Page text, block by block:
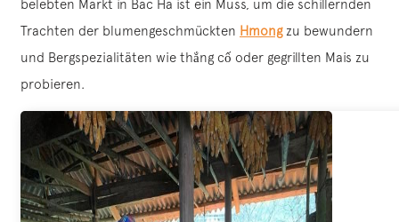
belebten Markt in Bac Ha ist ein Muss, um die schillernden
Trachten der blumengeschmückten Hmongzu bewundern
und Bergspezialitäten wie thắng cố oder gegrillten Mais zu
probieren.